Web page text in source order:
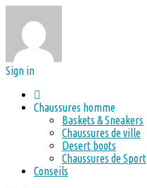
Sign in
Chaussures homme
Baskets & Sneakers
Chaussures de ville
Desert boots
Chaussures de Sport
Conseils